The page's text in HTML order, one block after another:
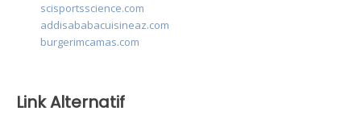
scisportsscience.com
addisababacuisineaz.com
burgerimcamas.com
Link Alternatif